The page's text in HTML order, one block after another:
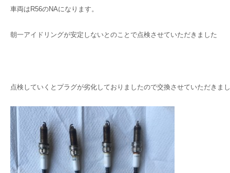
車両はR56のNAになります。
朝一アイドリングが安定しないとのことで点検させていただきました
点検していくとプラグが劣化しておりましたので交換させていただきま